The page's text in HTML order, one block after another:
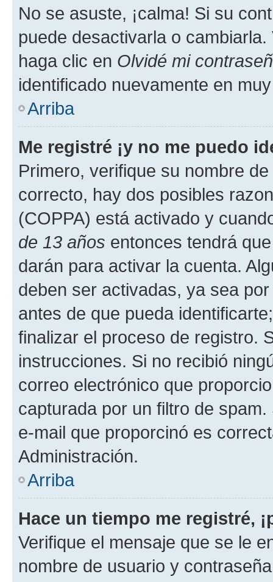
No se asuste, ¡calma! Si su
puede desactivarla o
haga clic en Olvidé mi
identificado nuevamente en
Arriba
Me registré ¡y no me puedo
Primero, verifique su nombre
correcto, hay dos posibles
(COPPA) está activado y
de 13 años entonces tendrá
darán para activar la cuenta.
deben ser activadas, ya sea
antes de que pueda
finalizar el proceso de registro.
instrucciones. Si no recibió
correo electrónico que
capturada por un filtro de
e-mail que proporcinó es
Administración.
Arriba
Hace un tiempo me registré,
Verifique el mensaje que se le
nombre de usuario y